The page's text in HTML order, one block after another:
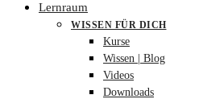
Lernraum
WISSEN FÜR DICH
Kurse
Wissen | Blog
Videos
Downloads